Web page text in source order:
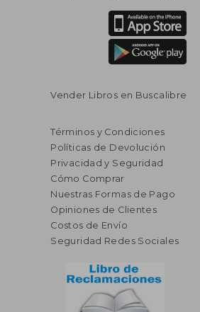
Vender Libros en Buscalibre
Términos y Condiciones
Políticas de Devolución
Privacidad y Seguridad
Cómo Comprar
Nuestras Formas de Pago
Opiniones de Clientes
Costos de Envío
Seguridad Redes Sociales